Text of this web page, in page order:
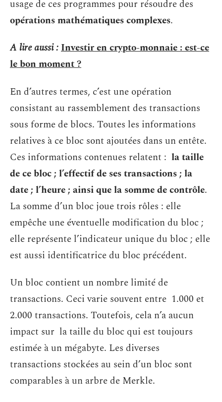
usage de ces programmes pour résoudre des
opérations mathématiques complexes.
A lire aussi :Investir en crypto-monnaie : est-ce
le bon moment ?
En d’autres termes, c’est une opération
consistant au rassemblement des transactions
sous forme de blocs. Toutes les informations
relatives à ce bloc sont ajoutées dans un entête.
Ces informations contenues relatent : la taille
de ce bloc ; l’effectif de ses transactions ; la
date ; l’heure ; ainsi que la somme de contrôle.
La somme d’un bloc joue trois rôles : elle
empêche une éventuelle modification du bloc ;
elle représente l’indicateur unique du bloc ; elle
est aussi identificatrice du bloc précédent.
Un bloc contient un nombre limité de
transactions. Ceci varie souvent entre 1.000 et
2.000 transactions. Toutefois, cela n’a aucun
impact sur la taille du bloc qui est toujours
estimée à un mégabyte. Les diverses
transactions stockées au sein d’un bloc sont
comparables à un arbre de Merkle.